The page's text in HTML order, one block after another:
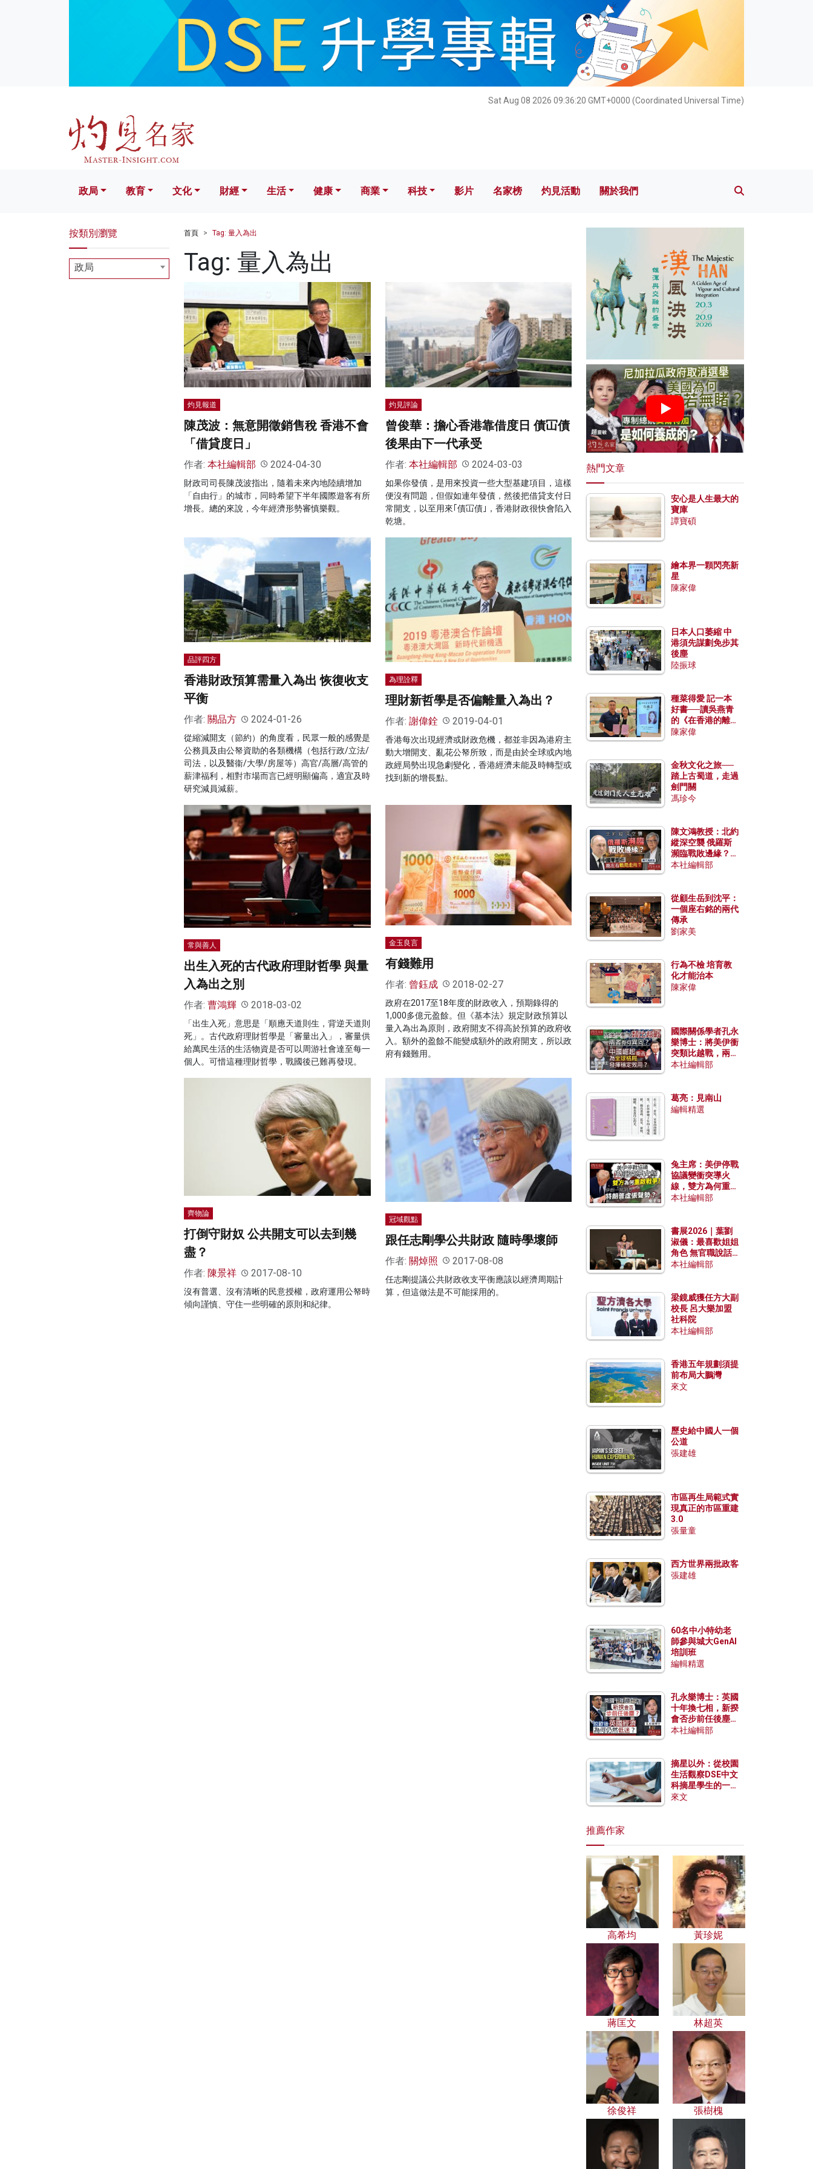
Sat Aug 08 2026 09:36:22 GMT+0000 (Coordinated Universal Time)
文化 財經 生活 健康 科技 影片 名家榜 灼見活動 關於我們
政局 教育 文化 財經 生活 健康 商業 科技 影片 名家榜 灼見活動 關於我們
首頁 Tag: 量入為出
Tag: 量入為出
灼見報道
陳茂波：無意開徵銷售稅 香港不會
「借貸度日」
作者: 本社編輯部 2024-04-30
財政司司長陳茂波指出，隨着未來內地陸續增加
「自由行」的城市，同時希望下半年國際遊客有所
增長。總的來說，今年經濟形勢審慎樂觀。
灼見評論
曾俊華：擔心香港靠借度日 債冚債
後果由下一代承受
作者: 本社編輯部 2024-03-03
如果你發債，是用來投資一些大型基建項目，這樣
便沒有問題，但假如連年發債，然後把借貸支付日
常開支，以至用來｢債冚債｣，香港財政很快會陷入
乾塘。
品評四方
香港財政預算需量入為出 恢復收支
平衡
作者: 關品方 2024-01-26
從縮減開支（節約）的角度看，民眾一般的感覺是
公務員及由公帑資助的各類機構（包括行政/立法/
司法，以及醫衞/大學/房屋等）高官/高層/高管的
薪津福利，相對市場而言已經明顯偏高，適宜及時
研究減員減薪。
為理詮釋
理財新哲學是否偏離量入為出？
作者: 謝偉銓 2019-04-01
香港每次出現經濟或財政危機，都並非因為港府主
動大增開支、亂花公帑所致，而是由於全球或內地
政經局勢出現急劇變化，香港經濟未能及時轉型或
找到新的增長點。
常與善人
出生入死的古代政府理財哲學 與量
入為出之別
作者: 曹鴻輝 2018-03-02
「出生入死」意思是「順應天道則生，背逆天道則
死」。古代政府理財哲學是「審量出入」，審量供
給萬民生活的生活物資是否可以周游社會達至每一
個人。可惜這種理財哲學，戰國後已難再發現。
金玉良言
有錢難用
作者: 曾鈺成 2018-02-27
政府在2017至18年度的財政收入，預期錄得的
1,000多億元盈餘。但《基本法》規定財政預算以
量入為出為原則，政府開支不得高於預算的政府收
入。額外的盈餘不能變成額外的政府開支，所以政
府有錢難用。
齊物論
打倒守財奴 公共開支可以去到幾
盡？
作者: 陳景祥 2017-08-10
沒有普選、沒有清晰的民意授權，政府運用公帑時
傾向謹慎、守住一些明確的原則和紀律。
冠域觀點
跟任志剛學公共財政 隨時學壞師
作者: 關焯照 2017-08-08
任志剛提議公共財政收支平衡應該以經濟周期計
算，但這做法是不可能採用的。
按類別瀏覽
政局
熱門文章
安心是人生最大的
寶庫
譚寶碩
繪本界一顆閃亮新
星
陳家偉
日本人口萎縮 中
港須先謀劃免步其
後塵
陸振球
種菜得愛 記一本
好書──讀吳燕青
的《在香港的離島
種菜》
陳家偉
金秋文化之旅──
踏上古蜀道，走過
劍門關
馮珍今
陳文鴻教授：北約
縱深空襲 俄羅斯
瀕臨戰敗邊緣？中
國零部件能左右戰
本社編輯部
從顧生岳到沈平：
一個座右銘的兩代
傳承
劉家美
行為不檢 培育教
化才能治本
陳家偉
國際關係學者孔永
樂博士：將美伊衝
突類比越戰，兩者
有何異同？中國崛
本社編輯部
葛亮：見南山
編輯精選
兔主席：美伊停戰
協議變衝突導火
線，雙方為何重啟
戰爭？伊朗一早洞
本社編輯部
書展2026｜葉劉
淑儀：最喜歡姐姐
角色 無官職說話
包袱少
本社編輯部
梁鏡威獲任方大副
校長 呂大樂加盟
社科院
本社編輯部
香港五年規劃須提
前布局大鵬灣
來文
歷史給中國人一個
公道
張建雄
市區再生局範式實
現真正的市區重建
3.0
張量童
西方世界兩批政客
張建雄
60名中小特幼老
師參與城大GenAI
培訓班
編輯精選
孔永樂博士：英國
十年換七相，新揆
會否步前任後塵？
脫歐後英國經濟為
本社編輯部
摘星以外：從校園
生活觀察DSE中文
科摘星學生的一點
特質
來文
推薦作家
高希均 黃珍妮
蔣匡文 林超英
徐俊祥 張樹槐